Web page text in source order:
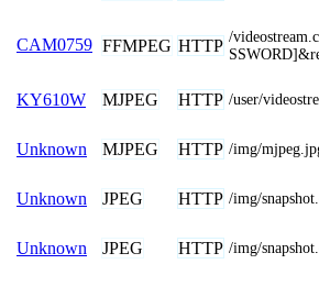
CAM0759 FFMPEG HTTP /
KY610W MJPEG HTTP /user/
Unknown MJPEG HTTP /img/
Unknown JPEG HTTP /img/
Unknown JPEG HTTP /img/